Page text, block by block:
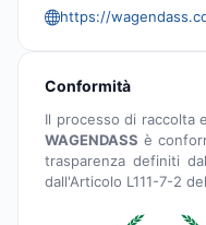
https://
Conformità
Il processo di raccolta
WAGENDASS è
trasparenza definiti
dall'Articolo L111-7-2